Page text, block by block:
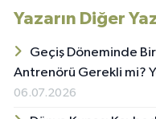
Yazarın Diğer
Geçiş Döneminde
Antrenörü Gerekli mi?
06.07.2026